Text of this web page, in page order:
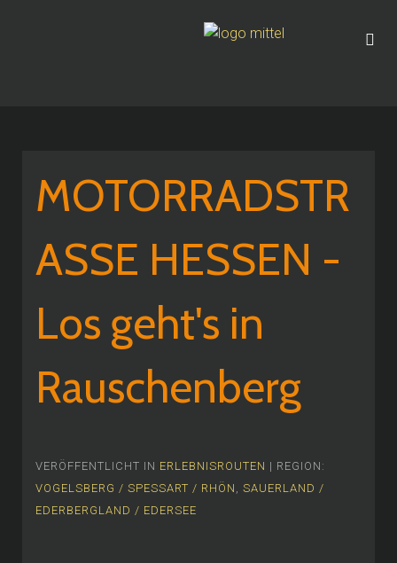
MOTORRADSTR
ASSE HESSEN -
Los geht's in
Rauschenberg
VERÖFFENTLICHT IN ERLEBNISROUTEN | REGION:
VOGELSBERG / SPESSART / RHÖN , SAUERLAND /
EDERBERGLAND / EDERSEE